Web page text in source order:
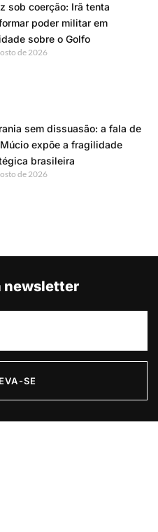
sob coerção: Irã tenta
poder militar em
sobre o Golfo
de 2026
sem dissuasão: a fala de
expõe a fragilidade
brasileira
de 2026
newsletter
SE